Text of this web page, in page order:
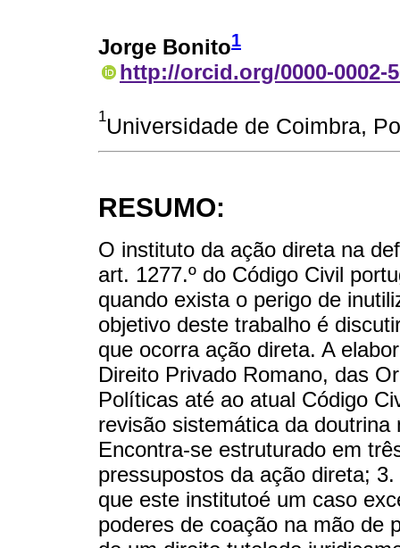
Jorge Bonito1
http://orcid.org/0000-0002-
1Universidade de Coimbra,
RESUMO:
O instituto da ação direta na
art. 1277.º do Código Civil
quando exista o perigo de
objetivo deste trabalho é
que ocorra ação direta. A
Direito Privado Romano, das
Políticas até ao atual Código
revisão sistemática da
Encontra-se estruturado em
pressupostos da ação direta;
que este institutoé um caso
poderes de coação na mão de